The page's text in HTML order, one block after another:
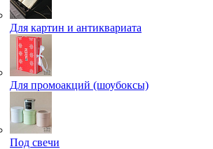
Для картин и антиквариата
Для промоакций (шоубоксы)
Под свечи